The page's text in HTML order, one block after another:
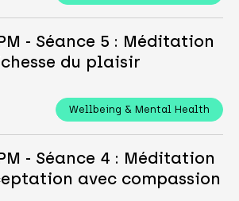
- Séance 5 : Méditation
du plaisir
Wellbeing & Mental Health
- Séance 4 : Méditation
avec compassion